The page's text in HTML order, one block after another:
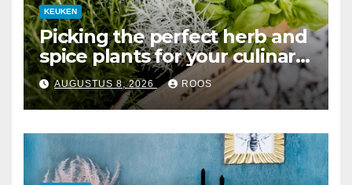
KEUKEN
Picking the perfect herb and
spice plants for your culinary
garden
AUGUSTUS 8, 2026 ROOS